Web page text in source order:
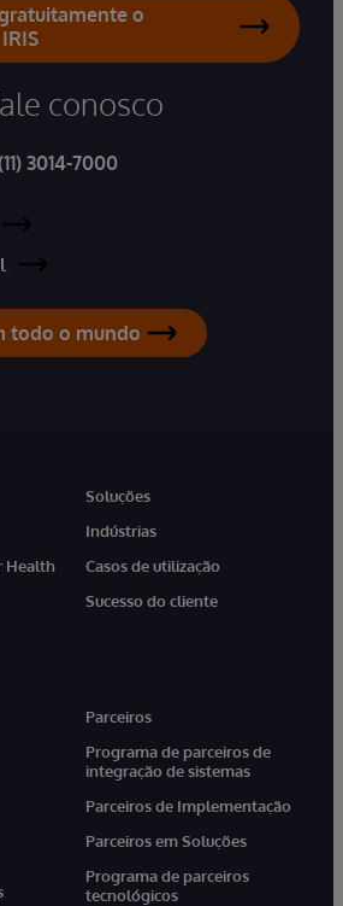
o
conosco
3014-7000
todo o mundo
Health
Soluções
Indústrias
Casos de utilização
Sucesso do cliente
Parceiros
Programa de parceiros de
integração de sistemas
Parceiros de Implementação
Parceiros em Soluções
Programa de parceiros
tecnológicos